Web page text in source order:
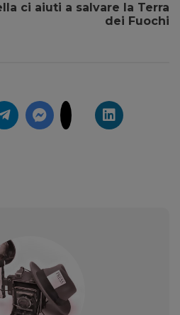
ci aiuti a salvare la Terra
dei Fuochi